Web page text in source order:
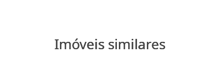
Imóveis similares